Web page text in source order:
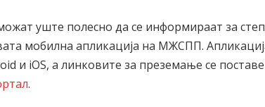
уште полесно да се информираат за
мобилна апликација на МЖСПП.
и iOS, а линковите за преземање се
.